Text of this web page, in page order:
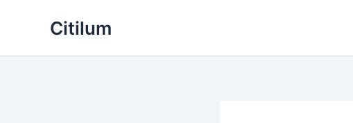
Citilum